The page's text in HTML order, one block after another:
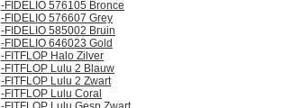
-FIDELIO 576105 Bronce
-FIDELIO 576607 Grey
-FIDELIO 585002 Bruin
-FIDELIO 646023 Gold
-FITFLOP Halo Zilver
-FITFLOP Lulu 2 Blauw
-FITFLOP Lulu 2 Zwart
-FITFLOP Lulu Coral